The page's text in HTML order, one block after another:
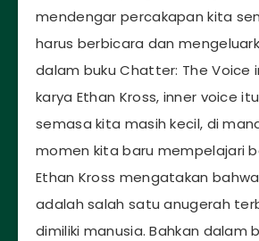
mendengar percakapan kita
harus berbicara dan
dalam buku Chatter: The Voice
karya Ethan Kross, inner voice
semasa kita masih kecil, di
momen kita baru mempelajari
Ethan Kross mengatakan
adalah salah satu anugerah
dimiliki manusia. Bahkan dalam